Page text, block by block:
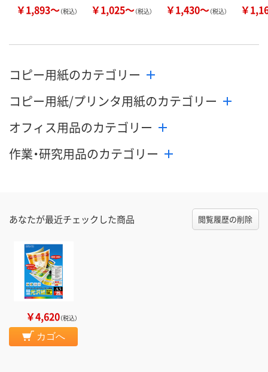
￥1,893～（税込） ￥1,025～（税込） ￥1,430～（税込） ￥
コピー用紙のカテゴリー
コピー用紙/プリンタ用紙のカテゴリー
オフィス用品のカテゴリー
作業・研究用品のカテゴリー
あなたが最近チェックした商品 閲覧履歴の削除
￥4,620（税込）
カゴへ